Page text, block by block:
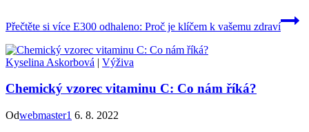
Přečtěte si více E300 odhaleno: Proč je klíčem k vašemu zdraví
Kyselina Askorbová | Výživa
Chemický vzorec vitaminu C: Co nám říká?
Odwebmaster1 6. 8. 2022